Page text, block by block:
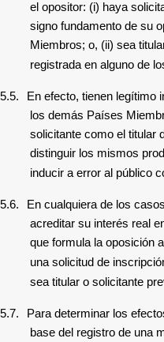
el opositor: (i) haya
signo fundamento de su
Miembros; o, (ii) sea
registrada en alguno de
5.5.
En efecto, tienen legítimo
los demás Países
solicitante como el titular
distinguir los mismos
inducir a error al público
5.6.
En cualquiera de los
acreditar su interés real
que formula la oposición
una solicitud de
sea titular o solicitante
5.7.
Para determinar los
base del registro de una